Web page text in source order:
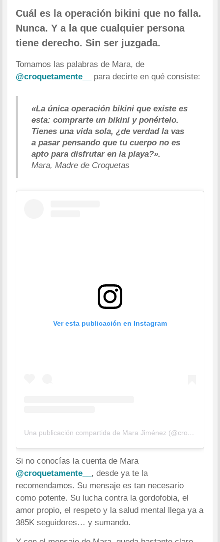
Cuál es la operación bikini que no falla.
Nunca. Y a la que cualquier persona
tiene derecho. Sin ser juzgada.
Tomamos las palabras de Mara, de
@croquetamente__ para decirte en qué consiste:
«La única operación bikini que existe es
esta: comprarte un bikini y ponértelo.
Tienes una vida sola, ¿de verdad la vas
a pasar pensando que tu cuerpo no es
apto para disfrutar en la playa?».
Mara, Madre de Croquetas
Ver esta publicación en Instagram
Una publicación compartida de Mara Jiménez (@croquetamente__)
Si no conocías la cuenta de Mara
@croquetamente__ , desde ya te la
recomendamos. Su mensaje es tan necesario
como potente. Su lucha contra la gordofobia, el
amor propio, el respeto y la salud mental llega ya a
385K seguidores… y sumando.